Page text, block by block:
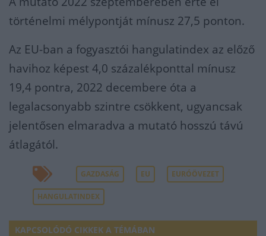
történelmi mélypontját mínusz 27,5 ponton.
Az EU-ban a fogyasztói hangulatindex az előző
havihoz képest 4,0 százalékponttal mínusz
19,4 pontra, 2022 decembere óta a
legalacsonyabb szintre csökkent, ugyancsak
jelentősen elmaradva a mutató hosszú távú
átlagától.
GAZDASÁG EU EURÓÖVEZET
HANGULATINDEX
KAPCSOLÓDÓ CIKKEK A TÉMÁBAN